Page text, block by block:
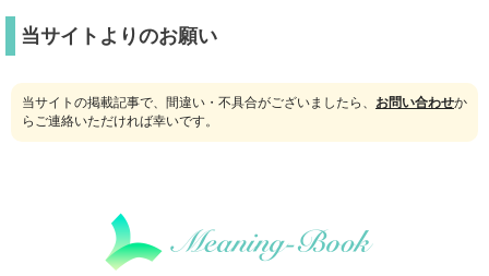
当サイトよりのお願い
当サイトの掲載記事で、間違い・不具合がございましたら、 お問い合わせか
らご連絡いただければ幸いです。